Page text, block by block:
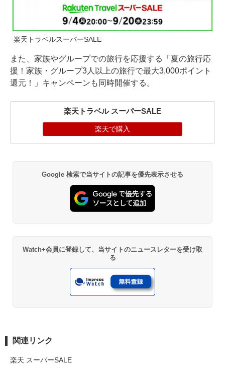
楽天トラベルスーパーSALE
また、家族やグループでの旅行を応援する「夏の旅行応
援！家族・グループ3人以上の旅行で最大3,000ポイント
還元！」キャンペーンも同時開催する。
楽天トラベル スーパーSALE
楽天で購入
Google 検索で当サイトの記事を優先表示させる
Watch+会員に登録して、当サイトのニュースレターを受け取
る
関連リンク
楽天 スーパーSALE